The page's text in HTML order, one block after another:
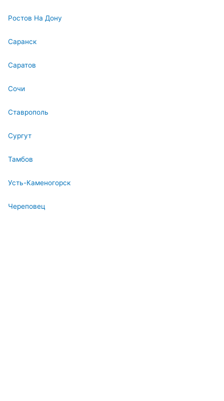
Ростов На Дону
Саранск
Саратов
Сочи
Ставрополь
Сургут
Тамбов
Усть-Каменогорск
Череповец